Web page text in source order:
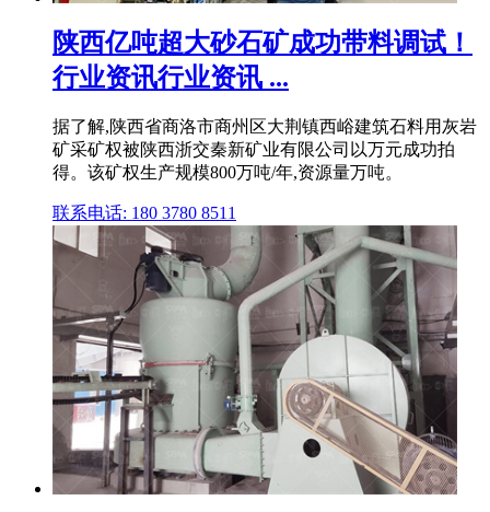
陕西亿吨超大砂石矿成功带料调试！
行业资讯行业资讯 ...
据了解,陕西省商洛市商州区大荆镇西峪建筑石料用灰岩
矿采矿权被陕西浙交秦新矿业有限公司以万元成功拍
得。该矿权生产规模800万吨/年,资源量万吨。
联系电话: 180 3780 8511